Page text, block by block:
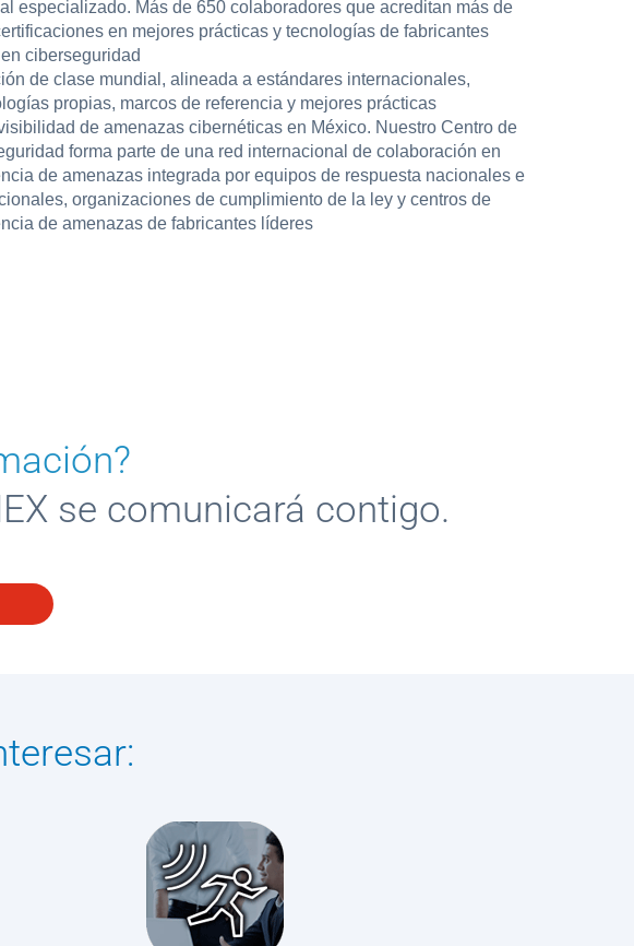
especializado. Más de 650 colaboradores que acreditan más de
en mejores prácticas y tecnologías de fabricantes
en ciberseguridad
de clase mundial, alineada a estándares internacionales,
propias, marcos de referencia y mejores prácticas
de amenazas cibernéticas en México. Nuestro Centro de
forma parte de una red internacional de colaboración en
de amenazas integrada por equipos de respuesta nacionales e
organizaciones de cumplimiento de la ley y centros de
de amenazas de fabricantes líderes
se comunicará contigo.